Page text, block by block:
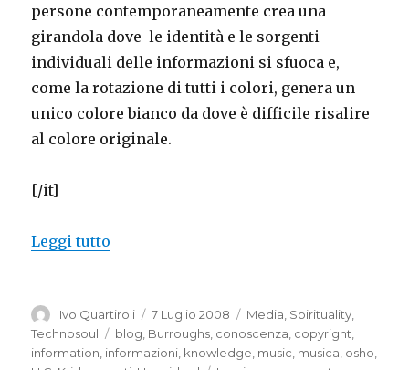
persone contemporaneamente crea una
girandola dove le identità e le sorgenti
individuali delle informazioni si sfuoca e,
come la rotazione di tutti i colori, genera un
unico colore bianco da dove è difficile risalire
al colore originale.
[/it]
Leggi tutto
Autore
Ivo Quartiroli
Pubblicato
il
7 Luglio 2008 Categorie
Media Spirituality
Technosoul
Tag
blog Burroughs conoscenza copyright
information informazioni knowledge music musica osho